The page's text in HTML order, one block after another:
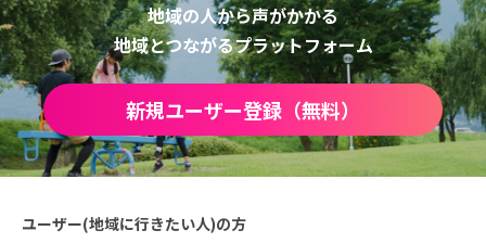
地域の人から声がかかる
地域とつながるプラットフォーム
新規ユーザー登録（無料）
ユーザー(地域に行きたい人)の方